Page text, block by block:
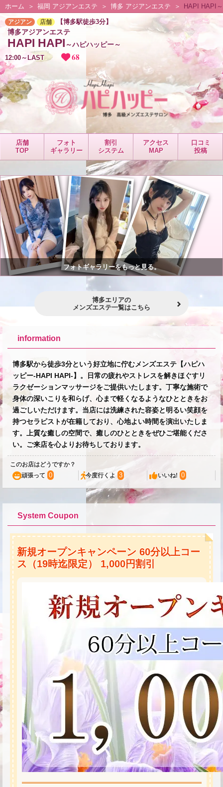
ホーム 福岡 アジアンエステ 博多 アジアンエステ HAPI HAPI
アジアン 店舗 【博多駅徒歩3分】
博多アジアンエステ
HAPI HAPI ～ハピハッピー～
12:00～LAST 68
店舗
TOP
フォト
ギャラリー
割引
システム
アクセス
MAP
口コミ
投稿
フォトギャラリーをもっと見る。
博多エリアの
メンズエステ一覧はこちら
information
博多駅から徒歩3分という好立地に佇むメンズエステ【ハピハ
ッピー-HAPI HAPI-】。日常の疲れやストレスを解きほぐすリ
ラクゼーションマッサージをご提供いたします。丁寧な施術で
身体の深いこりを和らげ、心まで軽くなるようなひとときをお
過ごしいただけます。当店には洗練された容姿と明るい笑顔を
持つセラピストが在籍しており、心地よい時間を演出いたしま
す。上質な癒しの空間で、癒しのひとときをぜひご堪能くださ
い。ご来店を心よりお待ちしております。
このお店はどうですか？
頑張って 0 今度行くよ 3 いいね! 0
System Coupon
新規オープンキャンペーン 60分以上コー
ス（19時迄限定） 1,000円割引